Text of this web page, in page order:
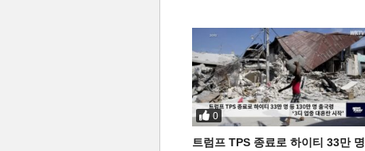
0
트럼프 TPS 종료로 하이티 33만 명